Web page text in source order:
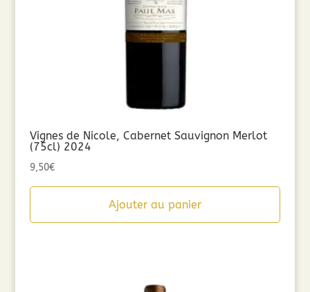
Vignes de Nicole, Cabernet Sauvignon Merlot
(75cl) 2024
9,50€
Ajouter au panier